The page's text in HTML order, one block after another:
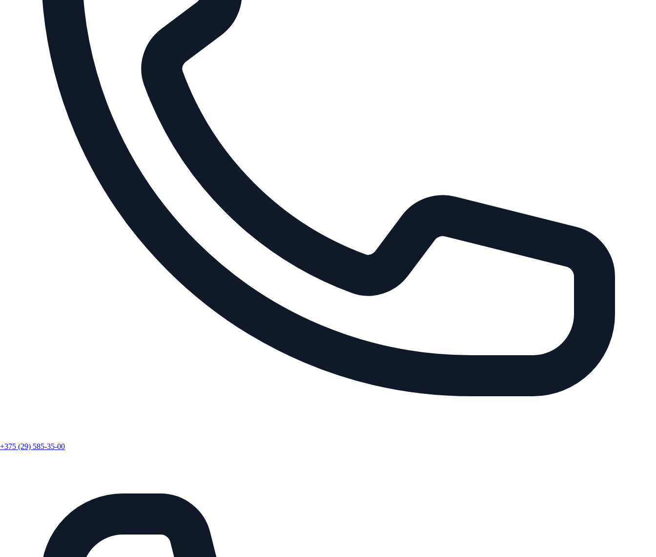
+375 (29) 585-35-00